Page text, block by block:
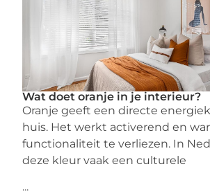
Wat doet oranje in je interieur?
Oranje geeft een directe
huis. Het werkt activerend en
functionaliteit te verliezen. In
deze kleur vaak een culturele
...